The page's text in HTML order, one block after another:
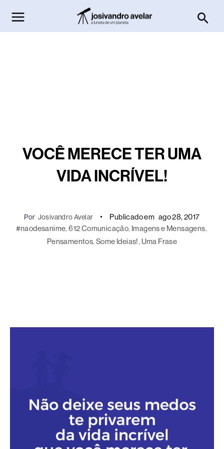
para
o
VOCÊ MERECE TER UMA
VIDA INCRÍVEL!
Por Josivandro Avelar Publicado em ago 28, 2017
#naodesanime, 612 Comunicação, Imagens e Mensagens
Pensamentos, Some Ideias!, Uma Frase